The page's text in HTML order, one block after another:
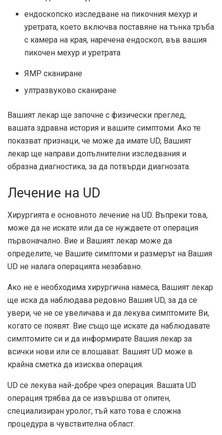
ендоскопско изследване на пикочния мехур и
уретрата, което включва поставяне на тънка тръба
с камера на края, наречена ендоскоп, във вашия
пикочен мехур и уретрата
ЯМР сканиране
ултразвуково сканиране
Вашият лекар ще започне с физически преглед,
вашата здравна история и вашите симптоми. Ако те
показват признаци, че може да имате UD, Вашият
лекар ще направи допълнителни изследвания и
образна диагностика, за да потвърди диагнозата.
Лечение на UD
Хирургията е основното лечение на UD. Въпреки това,
може да не искате или да се нуждаете от операция
първоначално. Вие и Вашият лекар може да
определите, че Вашите симптоми и размерът на Вашия
UD не налага операцията незабавно.
Ако не е необходима хирургична намеса, Вашият лекар
ще иска да наблюдава редовно Вашия UD, за да се
увери, че не се увеличава и да лекува симптомите Ви,
когато се появят. Вие също ще искате да наблюдавате
симптомите си и да информирате Вашия лекар за
всички нови или се влошават. Вашият UD може в
крайна сметка да изисква операция.
UD се лекува най-добре чрез операция. Вашата UD
операция трябва да се извършва от опитен,
специализиран уролог, тъй като това е сложна
процедура в чувствителна област.